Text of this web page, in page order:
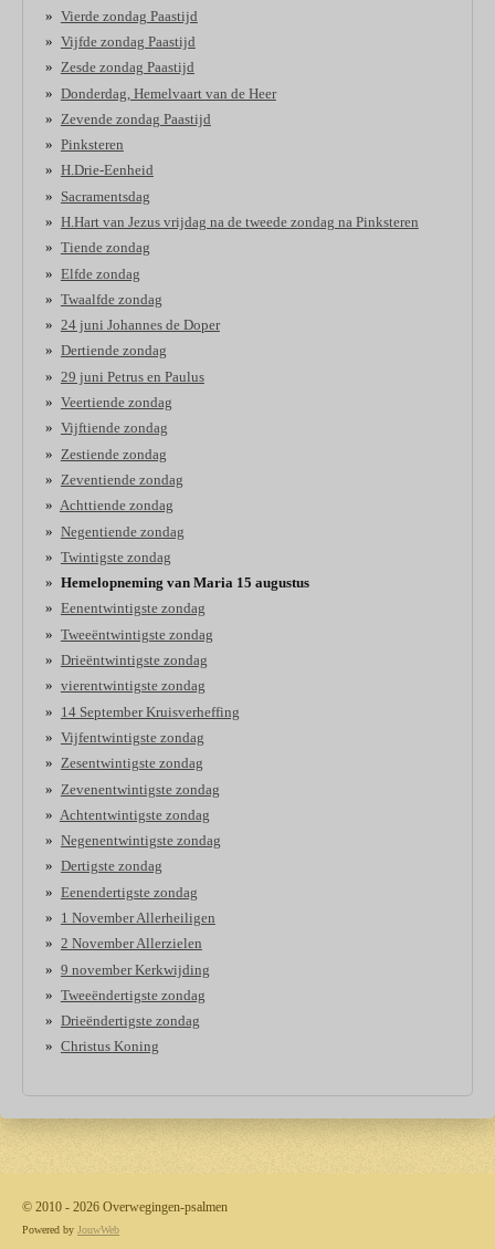
Vierde zondag Paastijd
Vijfde zondag Paastijd
Zesde zondag Paastijd
Donderdag, Hemelvaart van de Heer
Zevende zondag Paastijd
Pinksteren
H.Drie-Eenheid
Sacramentsdag
H.Hart van Jezus vrijdag na de tweede zondag na Pinksteren
Tiende zondag
Elfde zondag
Twaalfde zondag
24 juni Johannes de Doper
Dertiende zondag
29 juni Petrus en Paulus
Veertiende zondag
Vijftiende zondag
Zestiende zondag
Zeventiende zondag
Achttiende zondag
Negentiende zondag
Twintigste zondag
Hemelopneming van Maria 15 augustus
Eenentwintigste zondag
Tweeëntwintigste zondag
Drieëntwintigste zondag
vierentwintigste zondag
14 September Kruisverheffing
Vijfentwintigste zondag
Zesentwintigste zondag
Zevenentwintigste zondag
Achtentwintigste zondag
Negenentwintigste zondag
Dertigste zondag
Eenendertigste zondag
1 November Allerheiligen
2 November Allerzielen
9 november Kerkwijding
Tweeëndertigste zondag
Drieëndertigste zondag
Christus Koning
© 2010 - 2026 Overwegingen-psalmen
Powered by JouwWeb